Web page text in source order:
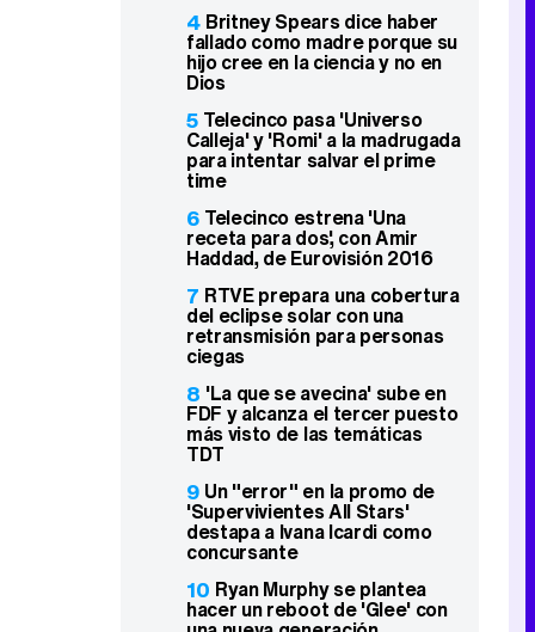
4 Britney Spears dice haber
fallado como madre porque su
hijo cree en la ciencia y no en
Dios
5 Telecinco pasa 'Universo
Calleja' y 'Romi' a la madrugada
para intentar salvar el prime
time
6 Telecinco estrena 'Una
receta para dos', con Amir
Haddad, de Eurovisión 2016
7 RTVE prepara una cobertura
del eclipse solar con una
retransmisión para personas
ciegas
8 'La que se avecina' sube en
FDF y alcanza el tercer puesto
más visto de las temáticas
TDT
9 Un "error" en la promo de
'Supervivientes All Stars'
destapa a Ivana Icardi como
concursante
10 Ryan Murphy se plantea
hacer un reboot de 'Glee' con